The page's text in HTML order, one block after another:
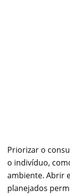
Priorizar o
o indivíduo,
ambiente. Abrir
planejados